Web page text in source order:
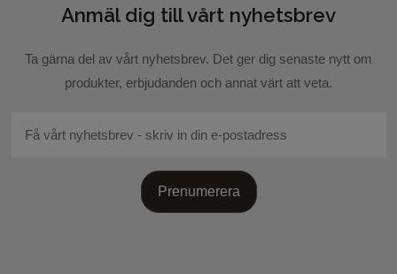
Skicka recension
Anmäl dig till vårt nyhetsbrev
Ta gärna del av vårt nyhetsbrev. Det ger dig senaste nytt om
produkter, erbjudanden och annat värt att veta.
Prenumerera